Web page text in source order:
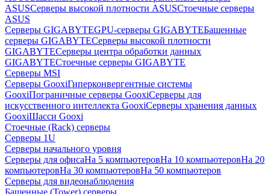
ASUSСерверы высокой плотности ASUSСтоечные серверы
ASUS
Серверы GIGABYTEGPU-серверы GIGABYTEБашенные
серверы GIGABYTEСерверы высокой плотности
GIGABYTEСерверы центра обработки данных
GIGABYTEСтоечные серверы GIGABYTE
Серверы MSI
Серверы GooxiГиперконвергентные системы
GooxiПограничные серверы GooxiСерверы для
искусственного интеллекта GooxiСерверы хранения данных
GooxiШасси Gooxi
Стоечные (Rack) серверы
Серверы 1U
Серверы начального уровня
Серверы для офисаНа 5 компьютеровНа 10 компьютеровНа 20
компьютеровНа 30 компьютеровНа 50 компьютеров
Серверы для видеонаблюдения
Башенные (Tower) серверы